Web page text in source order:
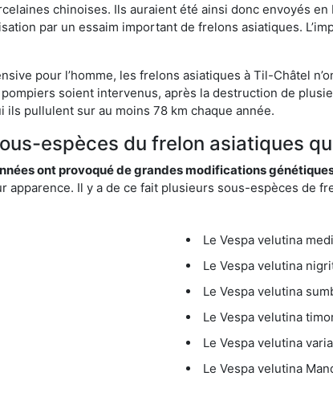
chinoises. Ils auraient été ainsi donc envoyés
par un essaim important de frelons asiatiques.
pour l’homme, les frelons asiatiques à Til-Châtel
soient intervenus, après la destruction de
pullulent sur au moins 78 km chaque année.
espèces du frelon asiatiques
ont provoqué de grandes modifications
apparence. Il y a de ce fait plusieurs sous-espèces de
Le Vespa velutina
Le Vespa velutina
Le Vespa velutina
Le Vespa velutina
Le Vespa velutina
Le Vespa velutina